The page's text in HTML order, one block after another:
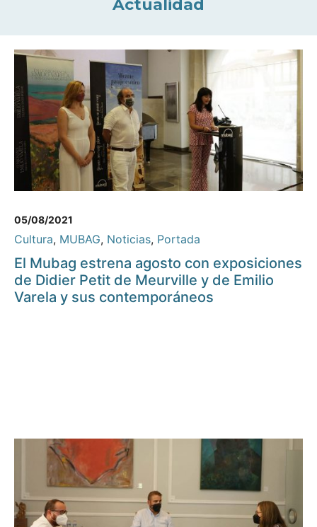
Actualidad
05/08/2021
Cultura, MUBAG, Noticias, Portada
El Mubag estrena agosto con exposiciones
de Didier Petit de Meurville y de Emilio
Varela y sus contemporáneos